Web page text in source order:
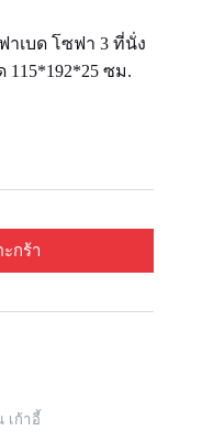
าเบด โซฟา 3 ที่นั่ง
115*192*25 ซม.
กร้า
เก้าอี้